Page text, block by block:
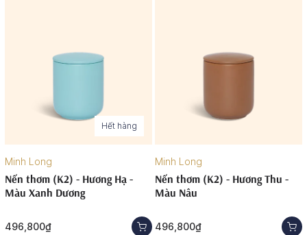
Hết hàng
Minh Long
Nến thơm (K2) - Hương Hạ -
Màu Xanh Dương
496,800₫
Minh Long
Nến thơm (K2) - Hương Thu -
Màu Nâu
496,800₫